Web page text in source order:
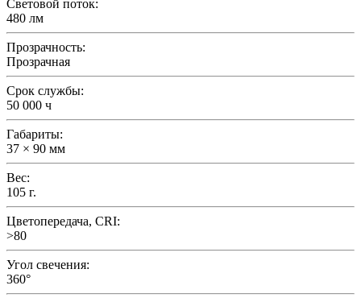
Световой поток:
480 лм
Прозрачность:
Прозрачная
Срок службы:
50 000 ч
Габариты:
37 × 90 мм
Вес:
105 г.
Цветопередача, CRI:
>80
Угол свечения:
360°